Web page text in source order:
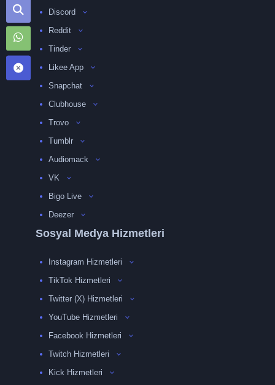
Discord
Reddit
Tinder
Likee App
Snapchat
Clubhouse
Trovo
Tumblr
Audiomack
VK
Bigo Live
Deezer
Sosyal Medya Hizmetleri
Instagram Hizmetleri
TikTok Hizmetleri
Twitter (X) Hizmetleri
YouTube Hizmetleri
Facebook Hizmetleri
Twitch Hizmetleri
Kick Hizmetleri